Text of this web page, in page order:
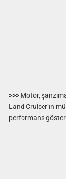
>>>Motor,
Land Cruiser’ın
performans